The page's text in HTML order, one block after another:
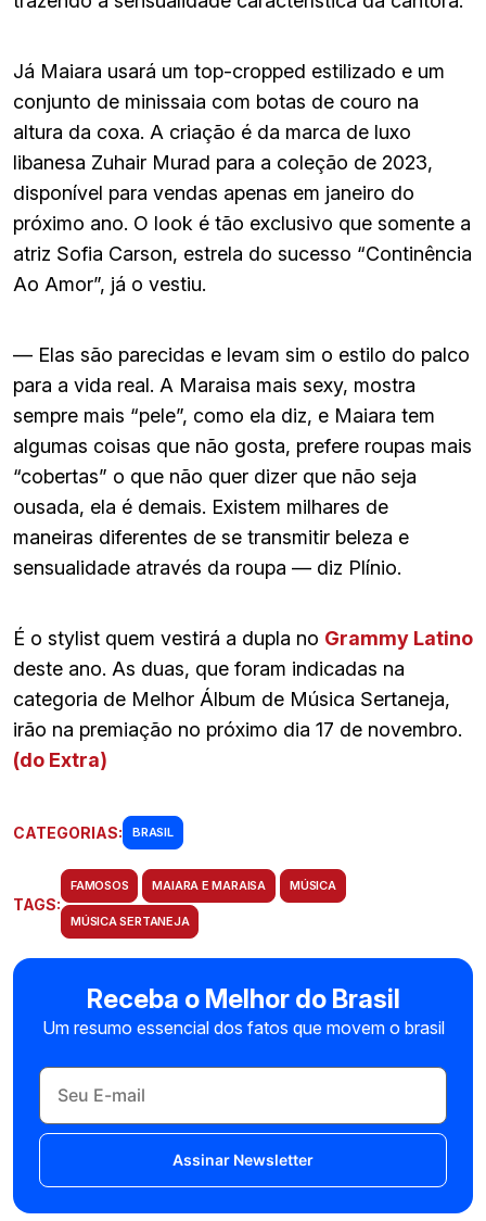
Já Maiara usará um top-cropped estilizado e um
conjunto de minissaia com botas de couro na
altura da coxa. A criação é da marca de luxo
libanesa Zuhair Murad para a coleção de 2023,
disponível para vendas apenas em janeiro do
próximo ano. O look é tão exclusivo que somente a
atriz Sofia Carson, estrela do sucesso “Continência
Ao Amor”, já o vestiu.
— Elas são parecidas e levam sim o estilo do palco
para a vida real. A Maraisa mais sexy, mostra
sempre mais “pele”, como ela diz, e Maiara tem
algumas coisas que não gosta, prefere roupas mais
“cobertas” o que não quer dizer que não seja
ousada, ela é demais. Existem milhares de
maneiras diferentes de se transmitir beleza e
sensualidade através da roupa — diz Plínio.
É o stylist quem vestirá a dupla no Grammy Latino
deste ano. As duas, que foram indicadas na
categoria de Melhor Álbum de Música Sertaneja,
irão na premiação no próximo dia 17 de novembro.
(do Extra)
CATEGORIAS: BRASIL
TAGS:
FAMOSOS MAIARA E MARAISA MÚSICA
MÚSICA SERTANEJA
Receba o Melhor do Brasil
Um resumo essencial dos fatos que movem o brasil
Assinar Newsletter